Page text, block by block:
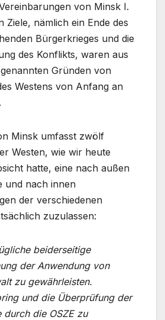
von Minsk I.
Ziele, nämlich ein Ende des
Bürgerkrieges und die
des Konflikts, waren aus
Gründen von
Westens von Anfang an
Minsk umfasst zwölf
Westen, wie wir heute
hatte, eine nach außen
und nach innen
der verschiedenen
zuzulassen:
beiderseitige
der Anwendung von
zu gewährleisten.
und die Überprüfung der
durch die OSZE zu